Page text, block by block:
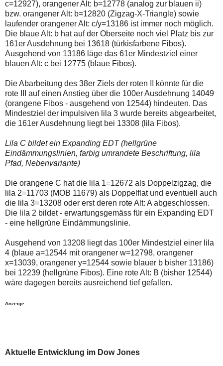
c=12927), orangener Alt: b=12778 (analog zur blauen ii)
bzw. orangener Alt: b=12820 (Zigzag-X-Triangle) sowie
laufender orangener Alt: c/y=13186 ist immer noch möglich.
Die blaue Alt: b hat auf der Oberseite noch viel Platz bis zur
161er Ausdehnung bei 13618 (türkisfarbene Fibos).
Ausgehend von 13186 läge das 61er Mindestziel einer
blauen Alt: c bei 12775 (blaue Fibos).
Die Abarbeitung des 38er Ziels der roten II könnte für die
rote III auf einen Anstieg über die 100er Ausdehnung 14049
(orangene Fibos - ausgehend von 12544) hindeuten. Das
Mindestziel der impulsiven lila 3 wurde bereits abgearbeitet,
die 161er Ausdehnung liegt bei 13308 (lila Fibos).
Lila C bildet ein Expanding EDT (hellgrüne
Eindämmungslinien, farbig umrandete Beschriftung, lila
Pfad, Nebenvariante)
Die orangene C hat die lila 1=12672 als Doppelzigzag, die
lila 2=11703 (MOB 11679) als Doppelflat und eventuell auch
die lila 3=13208 oder erst deren rote Alt: A abgeschlossen.
Die lila 2 bildet - erwartungsgemäss für ein Expanding EDT
- eine hellgrüne Eindämmungslinie.
Ausgehend von 13208 liegt das 100er Mindestziel einer lila
4 (blaue a=12544 mit orangener w=12798, orangener
x=13039, orangener y=12544 sowie blauer b bisher 13186)
bei 12239 (hellgrüne Fibos). Eine rote Alt: B (bisher 12544)
wäre dagegen bereits ausreichend tief gefallen.
Anzeige
Aktuelle Entwicklung im Dow Jones